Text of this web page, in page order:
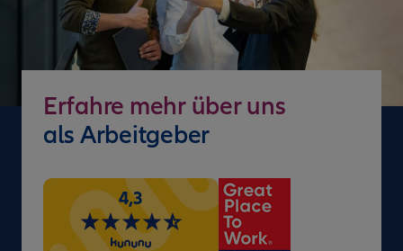
Erfahre mehr über uns
als Arbeitgeber
4,3